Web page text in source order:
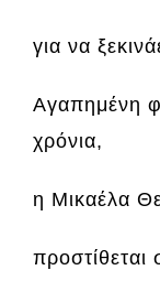
για να
Αγαπημένη
χρόνια,
η Μικαέλα